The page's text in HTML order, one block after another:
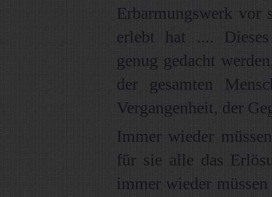
Erbarmungswerk vor
erlebt hat ....
genug gedacht
der gesamten
Vergangenheit, der
Immer wieder
für sie alle das
immer wieder